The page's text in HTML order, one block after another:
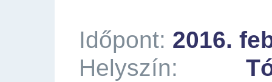
Időpont: 2016.
Helyszín: